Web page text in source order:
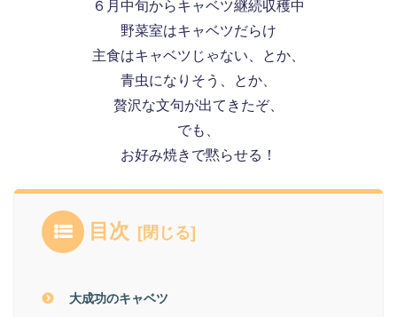
６月中旬からキャベツ継続収穫中
野菜室はキャベツだらけ
主食はキャベツじゃない、とか、
青虫になりそう、とか、
贅沢な文句が出てきたぞ、
でも、
お好み焼きで黙らせる！
目次
大成功のキャベツ